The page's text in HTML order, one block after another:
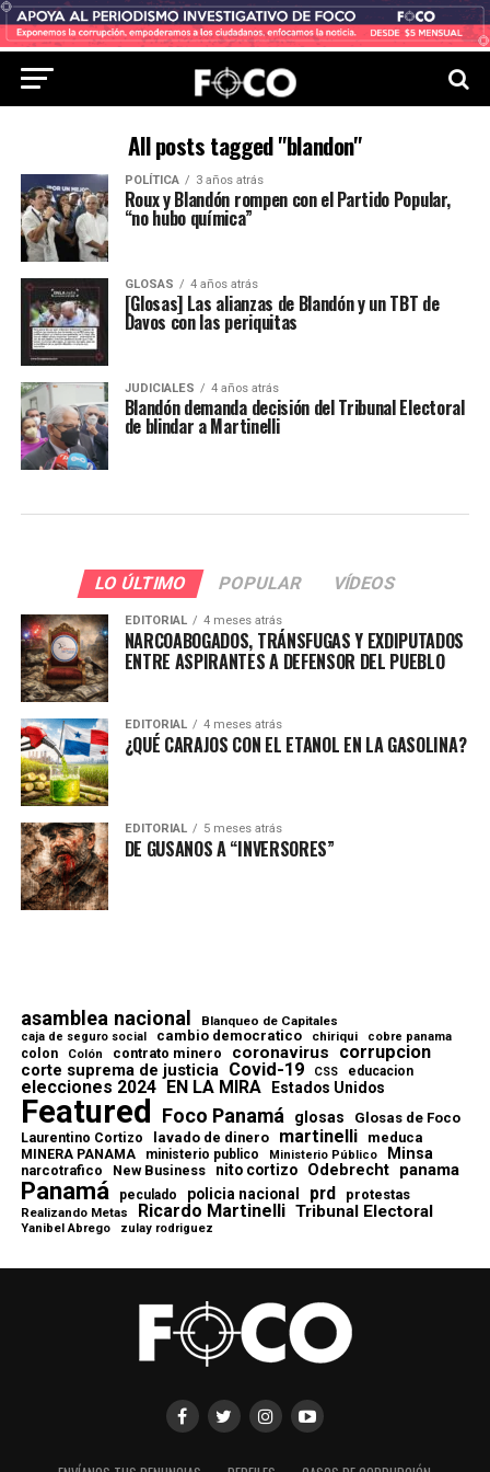
All posts tagged "blandon"
POLÍTICA 3 años atrás
Roux y Blandón rompen con el Partido Popular,
“no hubo química”
GLOSAS 4 años atrás
[Glosas] Las alianzas de Blandón y un TBT de
Davos con las periquitas
JUDICIALES 4 años atrás
Blandón demanda decisión del Tribunal Electoral
de blindar a Martinelli
LO ÚLTIMO POPULAR VÍDEOS
EDITORIAL 4 meses atrás
NARCOABOGADOS, TRÁNSFUGAS Y EXDIPUTADOS
ENTRE ASPIRANTES A DEFENSOR DEL PUEBLO
EDITORIAL 4 meses atrás
¿QUÉ CARAJOS CON EL ETANOL EN LA GASOLINA?
EDITORIAL 5 meses atrás
DE GUSANOS A “INVERSORES”
asamblea nacional Blanqueo de Capitales
caja de seguro social cambio democratico chiriqui cobre panama
colon Colón contrato minero coronavirus corrupcion
corte suprema de justicia Covid-19 CSS educacion
elecciones 2024 EN LA MIRA Estados Unidos
Featured Foco Panamá glosas Glosas de Foco
Laurentino Cortizo lavado de dinero martinelli meduca
MINERA PANAMA ministerio publico Ministerio Público Minsa
narcotrafico New Business nito cortizo Odebrecht panama
Panamá peculado policia nacional prd protestas
Realizando Metas Ricardo Martinelli Tribunal Electoral
Yanibel Abrego zulay rodriguez